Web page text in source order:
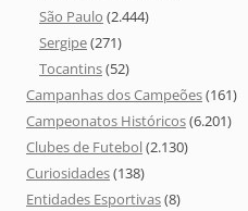
São Paulo (2.444)
Sergipe(271)
Tocantins(52)
Campanhas dos Campeões(161)
Campeonatos Históricos(6.201)
Clubes de Futebol(2.130)
Curiosidades(138)
Entidades Esportivas(8)